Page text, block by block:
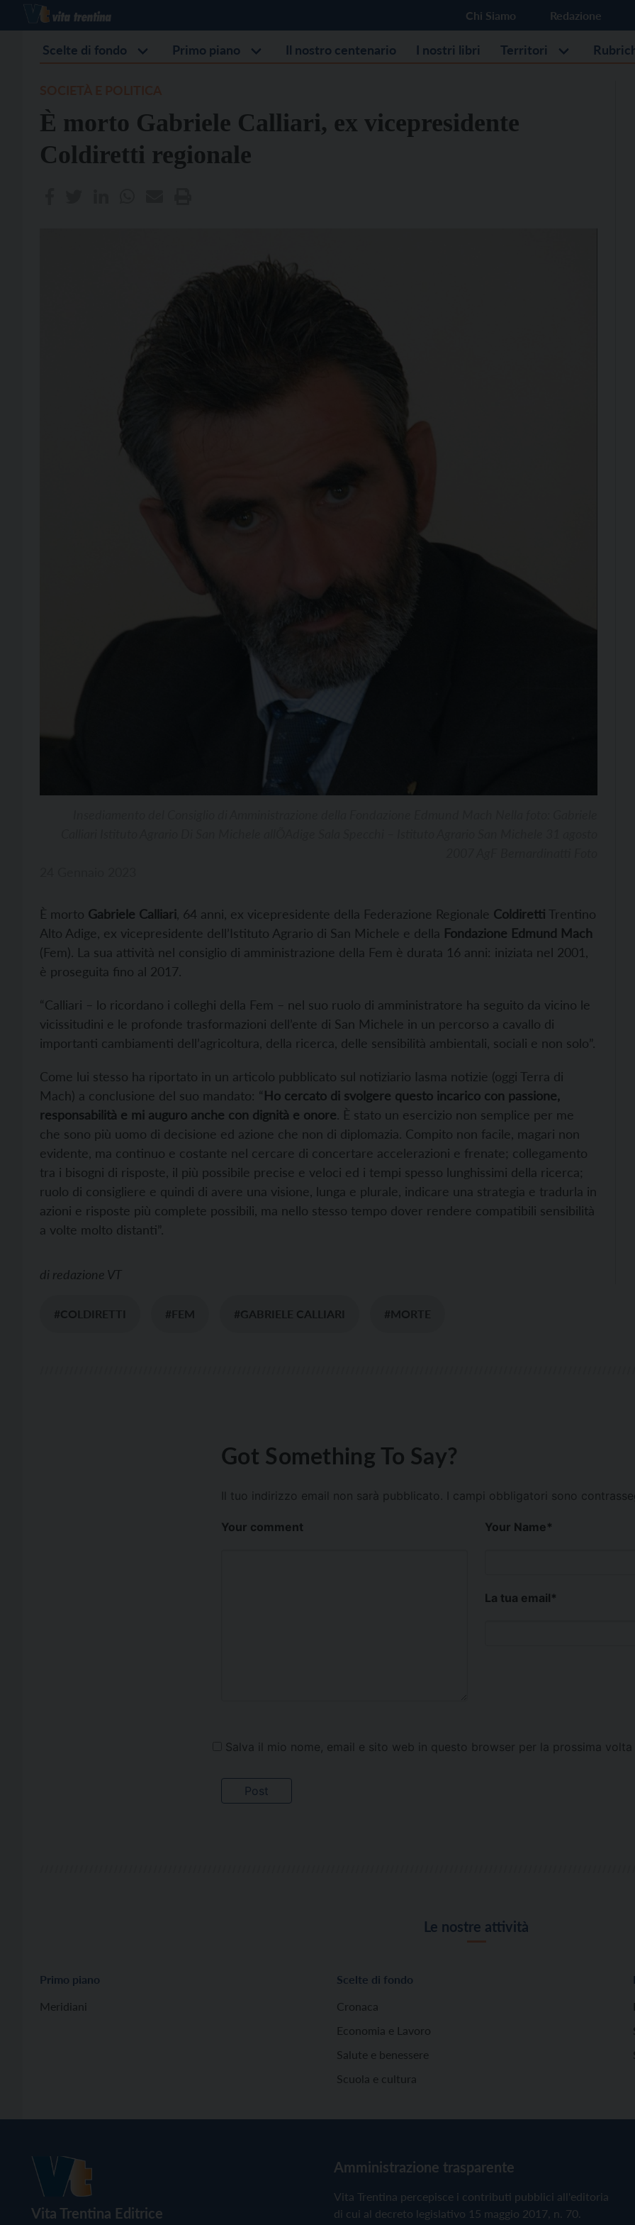
Chi Siamo Redazione
Scelte di fondo Primo piano Il nostro centenario I nostri libri Territori
È morto Gabriele Calliari, ex vicepresidente
Coldiretti regionale
È morto Gabriele Calliari , 64 anni, ex vicepresidente della Federazione Regionale Coldiretti Trentino
Alto Adige, ex vicepresidente dell’Istituto Agrario di San Michele e della Fondazione Edmund Mach
(Fem). La sua attività nel consiglio di amministrazione della Fem è durata 16 anni: iniziata nel 2001,
è proseguita fino al 2017.
“Calliari – lo ricordano i colleghi della Fem – nel suo ruolo di amministratore ha seguito da vicino le
vicissitudini e le profonde trasformazioni dell’ente di San Michele in un percorso a cavallo di
importanti cambiamenti dell’agricoltura, della ricerca, delle sensibilità ambientali, sociali e non solo”.
Come lui stesso ha riportato in un articolo pubblicato sul notiziario Iasma notizie (oggi Terra di
Mach) a conclusione del suo mandato: “Ho cercato di svolgere questo incarico con passione,
responsabilità e mi auguro anche con dignità e onore. È stato un esercizio non semplice per me
che sono più uomo di decisione ed azione che non di diplomazia. Compito non facile, magari non
evidente, ma continuo e costante nel cercare di concertare accelerazioni e frenate; collegamento
tra i bisogni di risposte, il più possibile precise e veloci ed i tempi spesso lunghissimi della ricerca;
ruolo di consigliere e quindi di avere una visione, lunga e plurale, indicare una strategia e tradurla in
azioni e risposte più complete possibili, ma nello stesso tempo dover rendere compatibili sensibilità
a volte molto distanti”.
di redazione VT
#COLDIRETTI #FEM #GABRIELE CALLIARI #MORTE
Got Something To Say?
Il tuo indirizzo email non sarà pubblicato. I campi obbligatori sono
Your comment Your Name*
La tua email*
Salva il mio nome, email e sito web in questo browser per la prossima
Le nostre attività
Primo piano
Meridiani
Scelte di fondo
Cronaca
Economia e Lavoro
Salute e benessere
Scuola e cultura
Vita Trentina Editrice
Amministrazione trasparente
Vita Trentina percepisce i contributi pubblici all'editoria
di cui al decreto legislativo 15 maggio 2017, n. 70.